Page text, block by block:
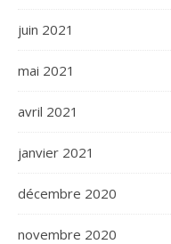
juin 2021
mai 2021
avril 2021
janvier 2021
décembre 2020
novembre 2020